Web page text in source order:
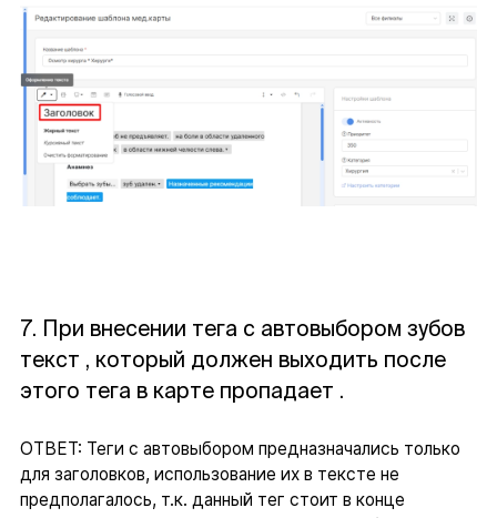
7. При внесении тега с автовыбором зубов
текст , который должен выходить после
этого тега в карте пропадает .
ОТВЕТ: Теги с автовыбором предназначались только
для заголовков, использование их в тексте не
предполагалось, т.к. данный тег стоит в конце